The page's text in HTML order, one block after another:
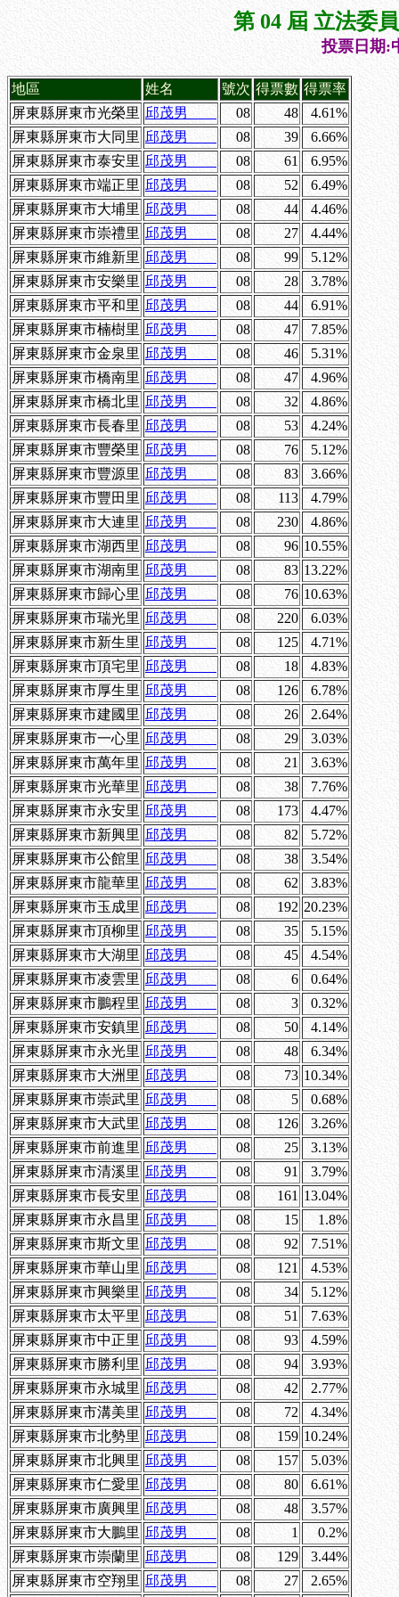
第 04 屆 立法委
投票日期:
地區 姓名 號次 得票數 得票率
屏東縣屏東市光榮里 邱茂男 08 48
4.61%
屏東縣屏東市大同里 邱茂男 08 39
6.66%
屏東縣屏東市泰安里 邱茂男 08 61
6.95%
屏東縣屏東市端正里 邱茂男 08 52
6.49%
屏東縣屏東市大埔里 邱茂男 08 44
4.46%
屏東縣屏東市崇禮里 邱茂男 08 27
4.44%
屏東縣屏東市維新里 邱茂男 08 99
5.12%
屏東縣屏東市安樂里 邱茂男 08 28
3.78%
屏東縣屏東市平和里 邱茂男 08 44
6.91%
屏東縣屏東市楠樹里 邱茂男 08 47
7.85%
屏東縣屏東市金泉里 邱茂男 08 46
5.31%
屏東縣屏東市橋南里 邱茂男 08 47
4.96%
屏東縣屏東市橋北里 邱茂男 08 32
4.86%
屏東縣屏東市長春里 邱茂男 08 53
4.24%
屏東縣屏東市豐榮里 邱茂男 08 76
5.12%
屏東縣屏東市豐源里 邱茂男 08 83
3.66%
屏東縣屏東市豐田里 邱茂男 08 113
4.79%
屏東縣屏東市大連里 邱茂男 08 230
4.86%
屏東縣屏東市湖西里 邱茂男 08 96 10.55%
屏東縣屏東市湖南里 邱茂男 08 83 13.22%
屏東縣屏東市歸心里 邱茂男 08 76 10.63%
屏東縣屏東市瑞光里 邱茂男 08 220
6.03%
屏東縣屏東市新生里 邱茂男 08 125
4.71%
屏東縣屏東市頂宅里 邱茂男 08 18
4.83%
屏東縣屏東市厚生里 邱茂男 08 126
6.78%
屏東縣屏東市建國里 邱茂男 08 26
2.64%
屏東縣屏東市一心里 邱茂男 08 29
3.03%
屏東縣屏東市萬年里 邱茂男 08 21
3.63%
屏東縣屏東市光華里 邱茂男 08 38
7.76%
屏東縣屏東市永安里 邱茂男 08 173
4.47%
屏東縣屏東市新興里 邱茂男 08 82
5.72%
屏東縣屏東市公館里 邱茂男 08 38
3.54%
屏東縣屏東市龍華里 邱茂男 08 62
3.83%
屏東縣屏東市玉成里 邱茂男 08 192 20.23%
屏東縣屏東市頂柳里 邱茂男 08 35
5.15%
屏東縣屏東市大湖里 邱茂男 08 45
4.54%
屏東縣屏東市凌雲里 邱茂男 08 6
0.64%
屏東縣屏東市鵬程里 邱茂男 08 3
0.32%
屏東縣屏東市安鎮里 邱茂男 08 50
4.14%
屏東縣屏東市永光里 邱茂男 08 48
6.34%
屏東縣屏東市大洲里 邱茂男 08 73 10.34%
屏東縣屏東市崇武里 邱茂男 08 5
0.68%
屏東縣屏東市大武里 邱茂男 08 126
3.26%
屏東縣屏東市前進里 邱茂男 08 25
3.13%
屏東縣屏東市清溪里 邱茂男 08 91
3.79%
屏東縣屏東市長安里 邱茂男 08 161 13.04%
屏東縣屏東市永昌里 邱茂男 08 15
1.8%
屏東縣屏東市斯文里 邱茂男 08 92
7.51%
屏東縣屏東市華山里 邱茂男 08 121
4.53%
屏東縣屏東市興樂里 邱茂男 08 34
5.12%
屏東縣屏東市太平里 邱茂男 08 51
7.63%
屏東縣屏東市中正里 邱茂男 08 93
4.59%
屏東縣屏東市勝利里 邱茂男 08 94
3.93%
屏東縣屏東市永城里 邱茂男 08 42
2.77%
屏東縣屏東市溝美里 邱茂男 08 72
4.34%
屏東縣屏東市北勢里 邱茂男 08 159 10.24%
屏東縣屏東市北興里 邱茂男 08 157
5.03%
屏東縣屏東市仁愛里 邱茂男 08 80
6.61%
屏東縣屏東市廣興里 邱茂男 08 48
3.57%
屏東縣屏東市大鵬里 邱茂男 08 1
0.2%
屏東縣屏東市崇蘭里 邱茂男 08 129
3.44%
屏東縣屏東市空翔里 邱茂男 08 27 2.65%